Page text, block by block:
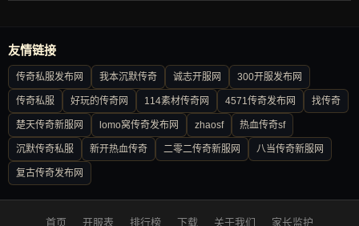
友情链接
传奇私服发布网 我本沉默传奇 诚志开服网 300开服发布网
传奇私服 好玩的传奇网 114素材传奇网 4571传奇发布网 找传奇
楚天传奇新服网 lomo窝传奇发布网 zhaosf 热血传奇sf
沉默传奇私服 新开热血传奇 二零二传奇新服网 八当传奇新服网
复古传奇发布网
首页 开服表 排行榜 下载 关于我们 家长监护